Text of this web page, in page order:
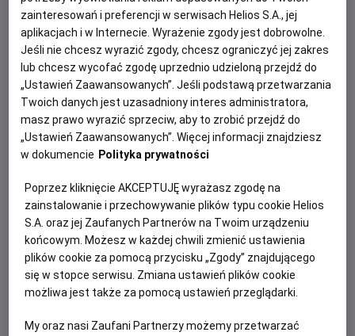
Psi Patrol i dinozaury - nie przegap!
Dołącz do dzielnych bohaterów Psiego Patrolu w ich
największej misji ratunkowej w historii.
Czytaj więcej
zainteresowań i preferencji w serwisach Helios S.A., jej
aplikacjach i w Internecie. Wyrażenie zgody jest dobrowolne.
Jeśli nie chcesz wyrazić zgody, chcesz ograniczyć jej zakres
lub chcesz wycofać zgodę uprzednio udzieloną przejdź do
„Ustawień Zaawansowanych”. Jeśli podstawą przetwarzania
Twoich danych jest uzasadniony interes administratora,
masz prawo wyrazić sprzeciw, aby to zrobić przejdź do
„Ustawień Zaawansowanych”. Więcej informacji znajdziesz
w dokumencie Polityka prywatności
Poprzez kliknięcie AKCEPTUJĘ wyrażasz zgodę na
zainstalowanie i przechowywanie plików typu cookie Helios
S.A. oraz jej Zaufanych Partnerów na Twoim urządzeniu
końcowym. Możesz w każdej chwili zmienić ustawienia
plików cookie za pomocą przycisku „Zgody” znajdującego
się w stopce serwisu. Zmiana ustawień plików cookie
możliwa jest także za pomocą ustawień przeglądarki.
My oraz nasi Zaufani Partnerzy możemy przetwarzać